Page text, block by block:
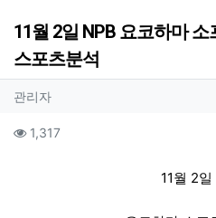
11월 2일 NPB 요코하마
스포츠분석
작성자 정보
관리자작성
컨텐츠 정보
1,317조회
11월 2